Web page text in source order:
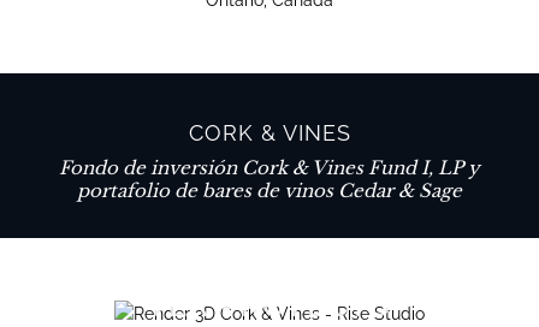
CORK & VINES
Fondo de inversión Cork & Vines Fund I, LP y
portafolio de bares de vinos Cedar & Sage
VER PROYECTO